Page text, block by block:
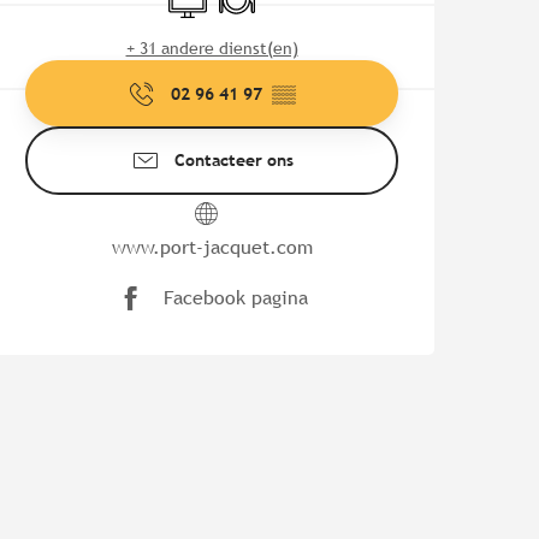
+ 31 andere dienst(en)
02 96 41 97 ▒▒
Contacteer ons
www.port-jacquet.com
Facebook pagina